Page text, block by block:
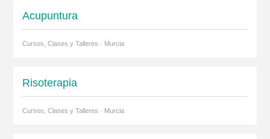
Acupuntura
Cursos, Clases y Talleres · Murcia
Risoterapia
Cursos, Clases y Talleres · Murcia